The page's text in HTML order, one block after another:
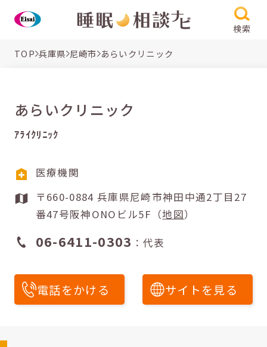
検索
TOP 兵庫県 尼崎市 あらいクリニック
あらいクリニック
ｱﾗｲｸﾘﾆｯｸ
医療機関
〒660-0884 兵庫県尼崎市神田中通2丁目27
番47号阪神ONOビル5F（地図）
06-6411-0303 ：代表
電話をかける サイトを見る